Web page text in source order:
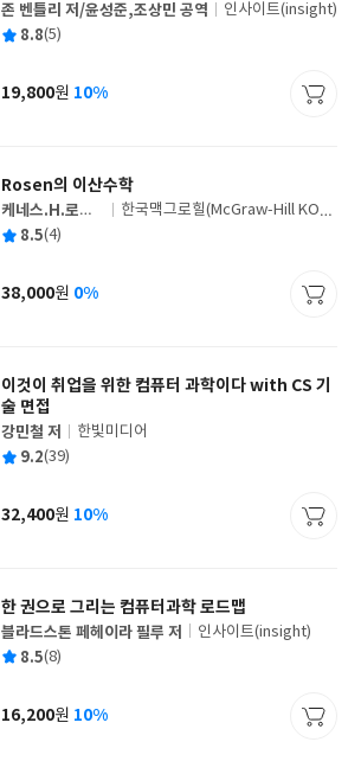
글
쓴
존 벤틀리 저/윤성준,조상민 공역
출
사
인사이트(insight)
평 8.8(5)
가
19,800원 10%
Rosen의 이산수학
글
쓴
케네스.H.로젠
저
출
사
한국맥그로힐(McGraw-Hill KORE
평 8.5(4)
가
38,000원 0%
이것이 취업을 위한 컴퓨터 과학이다 with CS 기
술 면접
글
쓴
강민철 저
출
사
한빛미디어
평 9.2(39)
가
32,400원 10%
한 권으로 그리는 컴퓨터과학 로드맵
글
쓴
블라드스톤 페헤이라 필루 저
출
사
인사이트(insight)
평 8.5(8)
가
16,200원 10%